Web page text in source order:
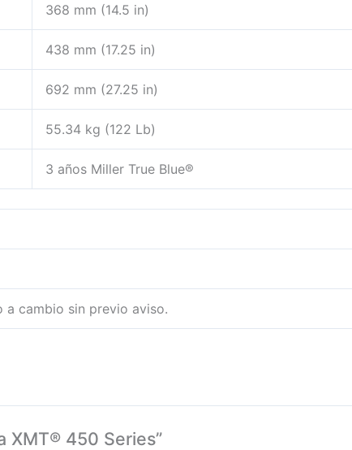
368 mm (14.5 in)
438 mm (17.25 in)
692 mm (27.25 in)
55.34 kg (122 Lb)
3 años Miller True Blue®
a cambio sin previo aviso.
XMT® 450 Series”